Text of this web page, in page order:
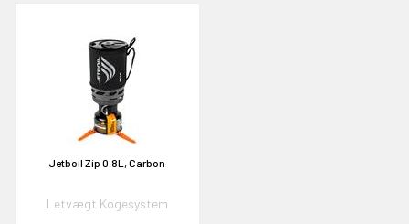
Jetboil Zip 0.8L, Carbon
Letvægt Kogesystem